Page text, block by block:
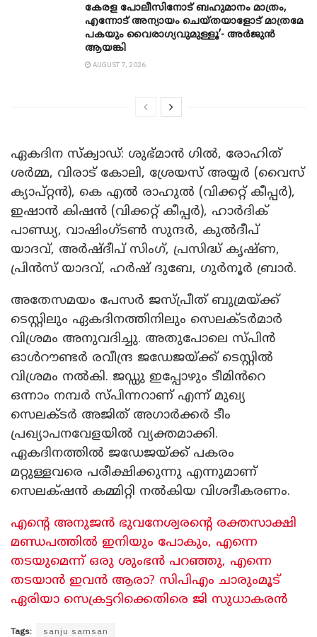
കേരള പോലീസിനോട് ബഹുമാനം മാത്രം,
എന്നോട് അന്യായം ചെയ്തയാളോട് മാത്രമേ
പകയും വൈരാഗ്യവുമുള്ളൂ’- അർജുൻ
ആയങ്കി
AUGUST 7, 2026
ഏകദിന സ്‌ക്വാഡ്: ശുഭ്‌മാൻ ഗിൽ, രോഹിത്
ശർമ്മ, വിരാട് കോലി, ശ്രേയസ് അയ്യർ (വൈസ്
ക്യാപ്റ്റൻ), കെ എൽ രാഹുൽ (വിക്കറ്റ് കീപ്പർ),
ഇഷാൻ കിഷൻ (വിക്കറ്റ് കീപ്പർ), ഹാർദിക്
പാണ്ഡ്യ, വാഷിംഗ്‌ടൺ സുന്ദർ, കുൽദീപ്
യാദവ്, അർഷ്‌ദീപ് സിംഗ്, പ്രസിദ്ധ് കൃഷ്‌ണ,
പ്രിൻസ് യാദവ്, ഹർഷ് ദുബേ, ഗുർനൂർ ബ്രാർ.
അതേസമയം പേസർ ജസ്‌പ്രീത് ബുമ്രയ്ക്ക്
ടെസ്റ്റിലും ഏകദിനത്തിനിലും സെലക്‌ടർമാർ
വിശ്രമം അനുവദിച്ചു. അതുപോലെ സ്‌പിൻ
ഓൾറൗണ്ടർ രവീന്ദ്ര ജഡേജയ്ക്ക് ടെസ്റ്റിൽ
വിശ്രമം നൽകി. ജഡ്ഡു ഇപ്പോഴും ടീമിൻറെ
ഒന്നാം നമ്പർ സ്‌പിന്നറാണ് എന്ന് മുഖ്യ
സെലക്‌ടർ അജിത് അഗാർക്കർ ടീം
പ്രഖ്യാപനവേളയിൽ വ്യക്തമാക്കി.
ഏകദിനത്തിൽ ജഡേജയ്ക്ക് പകരം
മറ്റുള്ളവരെ പരീക്ഷിക്കുന്നു എന്നുമാണ്
സെലക്‌ഷൻ കമ്മിറ്റി നൽകിയ വിശദീകരണം.
എന്റെ അനുജൻ ഭുവനേശ്വരൻ്റെ രക്തസാക്ഷി
മണ്ഡപത്തിൽ ഇനിയും പോകും, എന്നെ
തടയുമെന്ന് ഒരു ശുംഭൻ പറഞ്ഞു, എന്നെ
തടയാൻ ഇവൻ ആരാ? സിപിഎം ചാരുംമൂട്
ഏരിയാ സെക്രട്ടറിക്കെതിരെ ജി സുധാകരൻ
Tags: sanju samsan